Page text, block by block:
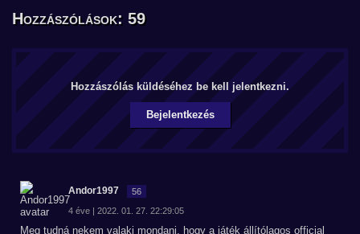
Hozzászólások: 59
Hozzászólás küldéséhez be kell jelentkezni.
Bejelentkezés
Andor1997 56
4 éve | 2022. 01. 27. 22:29:05
Meg tudná nekem valaki mondani, hogy a játék állítólagos official